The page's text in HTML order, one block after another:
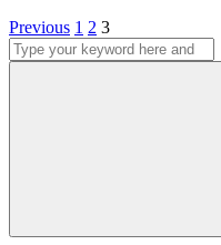
Stronicowanie
wpisów
Previous Page
1 Page
2 Page
3
Search
for: